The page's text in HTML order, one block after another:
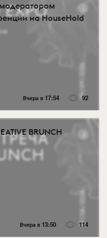
на HouseHold
Вчера в 17:54 92
BRUNCH
Вчера в 13:50 114